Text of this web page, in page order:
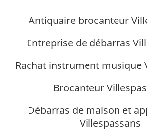
Antiquaire brocanteur
Entreprise de débarras
Rachat instrument musique
Brocanteur
Débarras de maison et
Villespassans